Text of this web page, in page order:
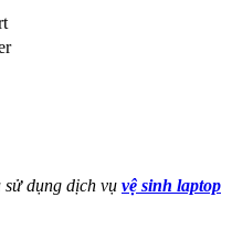
dụng dịch vụ vệ sinh laptop